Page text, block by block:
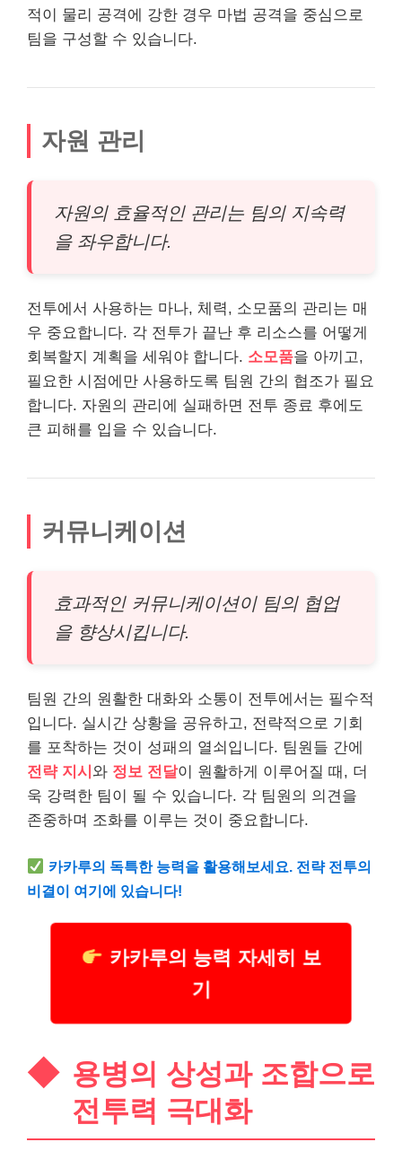
적이 물리 공격에 강한 경우 마법 공격을 중심으로
팀을 구성할 수 있습니다.
자원 관리
자원의 효율적인 관리는 팀의 지속력
을 좌우합니다.
전투에서 사용하는 마나, 체력, 소모품의 관리는 매
우 중요합니다. 각 전투가 끝난 후 리소스를 어떻게
회복할지 계획을 세워야 합니다. 소모품을 아끼고,
필요한 시점에만 사용하도록 팀원 간의 협조가 필요
합니다. 자원의 관리에 실패하면 전투 종료 후에도
큰 피해를 입을 수 있습니다.
커뮤니케이션
효과적인 커뮤니케이션이 팀의 협업
을 향상시킵니다.
팀원 간의 원활한 대화와 소통이 전투에서는 필수적
입니다. 실시간 상황을 공유하고, 전략적으로 기회
를 포착하는 것이 성패의 열쇠입니다. 팀원들 간에
전략 지시 와 정보 전달이 원활하게 이루어질 때, 더
욱 강력한 팀이 될 수 있습니다. 각 팀원의 의견을
존중하며 조화를 이루는 것이 중요합니다.
카카루의 독특한 능력을 활용해보세요. 전략 전투의
비결이 여기에 있습니다!
카카루의 능력 자세히 보
기
용병의 상성과 조합으로
전투력 극대화